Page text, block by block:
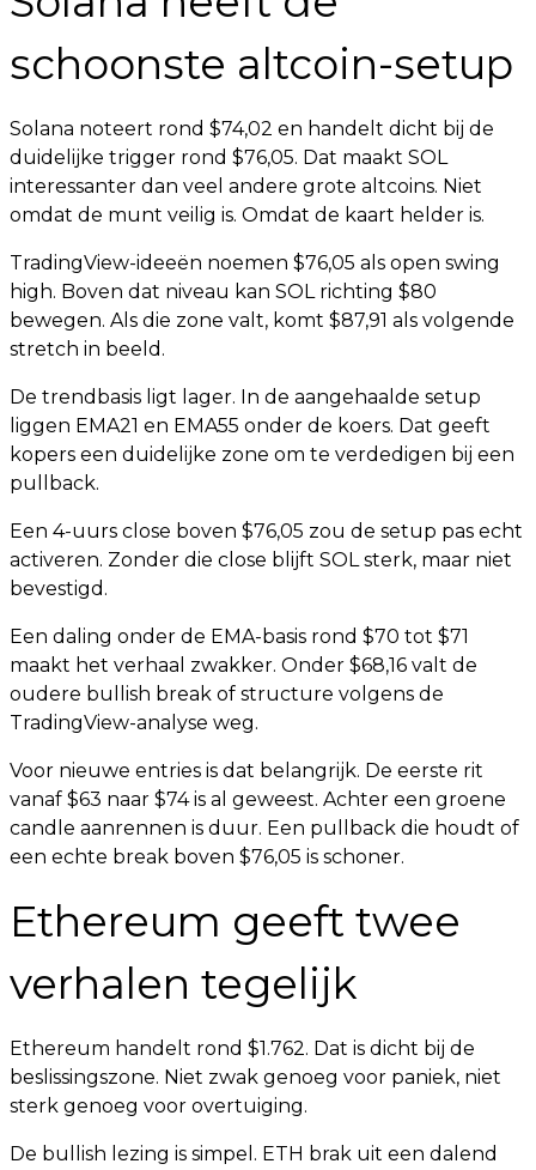
schoonste altcoin-setup
Solana noteert rond $74,02 en handelt dicht bij de
duidelijke trigger rond $76,05. Dat maakt SOL
interessanter dan veel andere grote altcoins. Niet
omdat de munt veilig is. Omdat de kaart helder is.
TradingView-ideeën noemen $76,05 als open swing
high. Boven dat niveau kan SOL richting $80
bewegen. Als die zone valt, komt $87,91 als volgende
stretch in beeld.
De trendbasis ligt lager. In de aangehaalde setup
liggen EMA21 en EMA55 onder de koers. Dat geeft
kopers een duidelijke zone om te verdedigen bij een
pullback.
Een 4-uurs close boven $76,05 zou de setup pas echt
activeren. Zonder die close blijft SOL sterk, maar niet
bevestigd.
Een daling onder de EMA-basis rond $70 tot $71
maakt het verhaal zwakker. Onder $68,16 valt de
oudere bullish break of structure volgens de
TradingView-analyse weg.
Voor nieuwe entries is dat belangrijk. De eerste rit
vanaf $63 naar $74 is al geweest. Achter een groene
candle aanrennen is duur. Een pullback die houdt of
een echte break boven $76,05 is schoner.
Ethereum geeft twee
verhalen tegelijk
Ethereum handelt rond $1.762. Dat is dicht bij de
beslissingszone. Niet zwak genoeg voor paniek, niet
sterk genoeg voor overtuiging.
De bullish lezing is simpel. ETH brak uit een dalend